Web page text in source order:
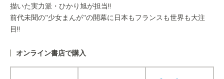
描いた実力派・ひかり旭が担当!!
前代未聞の"少女まんが"の開幕に日本もフランスも世界も大注
目!!
オンライン書店で購入